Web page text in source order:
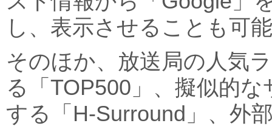
し、表示させることも可
そのほか、放送局の人気
る「TOP500」、擬似的
する「H-Surround」、外